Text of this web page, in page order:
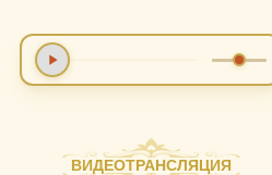
ВИДЕОТРАНСЛЯЦИЯ